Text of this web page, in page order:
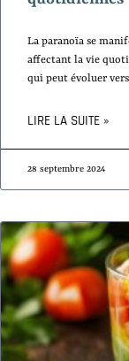
La paranoïa se
affectant la vie
qui peut évoluer
LIRE LA SUITE »
28 septembre 2024